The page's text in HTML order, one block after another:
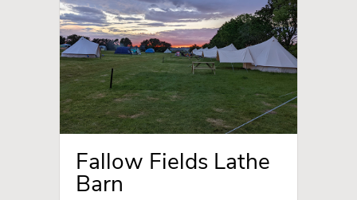
Fallow Fields Lathe
Barn